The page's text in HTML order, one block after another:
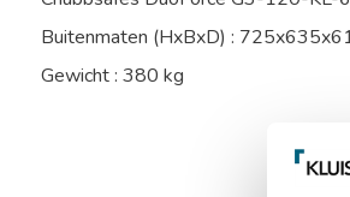
Buitenmaten (HxBxD) :
Gewicht : 380 kg